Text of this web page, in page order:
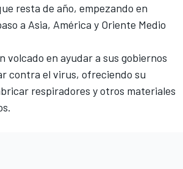
resta de año, empezando en
a Asia, América y Oriente Medio
volcado en ayudar a sus gobiernos
contra el virus, ofreciendo su
respiradores y otros materiales